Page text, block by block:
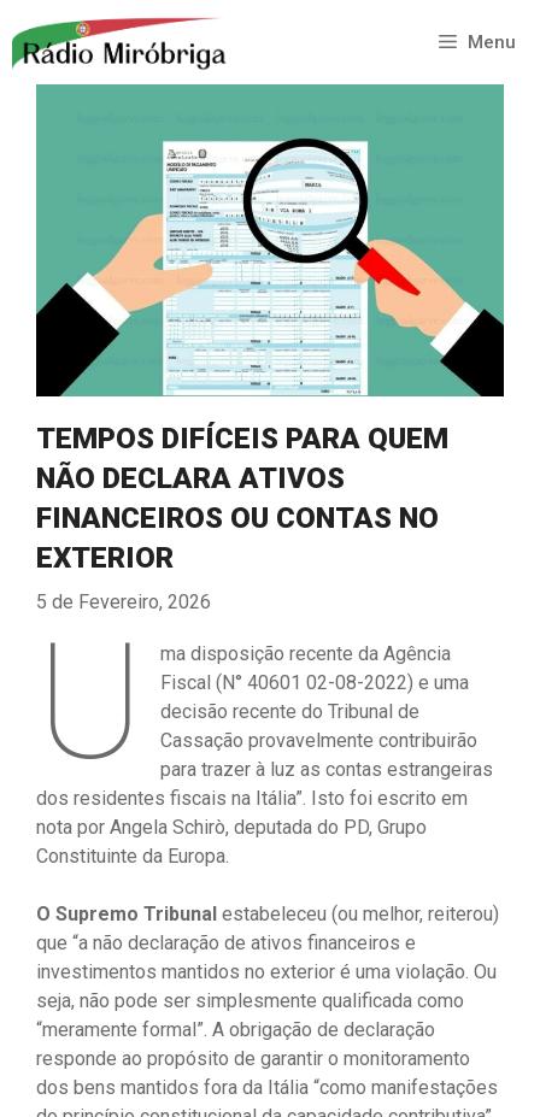
para
Menu
TEMPOS DIFÍCEIS PARA QUEM
NÃO DECLARA ATIVOS
FINANCEIROS OU CONTAS NO
EXTERIOR
5 de Fevereiro, 2026
U
ma disposição recente da Agência
Fiscal (N° 40601 02-08-2022) e uma
decisão recente do Tribunal de
Cassação provavelmente contribuirão
para trazer à luz as contas estrangeiras
dos residentes fiscais na Itália”. Isto foi escrito em
nota por Angela Schirò, deputada do PD, Grupo
Constituinte da Europa.
O Supremo Tribunal estabeleceu (ou melhor, reiterou)
que “a não declaração de ativos financeiros e
investimentos mantidos no exterior é uma violação. Ou
seja, não pode ser simplesmente qualificada como
“meramente formal”. A obrigação de declaração
responde ao propósito de garantir o monitoramento
dos bens mantidos fora da Itália “como manifestações